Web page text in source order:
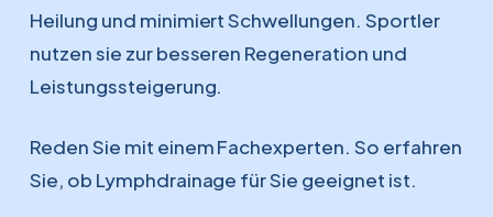
Heilung und minimiert Schwellungen. Sportler
nutzen sie zur besseren Regeneration und
Leistungssteigerung.
Reden Sie mit einem Fachexperten. So erfahren
Sie, ob Lymphdrainage für Sie geeignet ist.